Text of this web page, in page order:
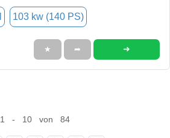
103 kw (140 PS)
★ ➦ ➜
1 - 10 von 84